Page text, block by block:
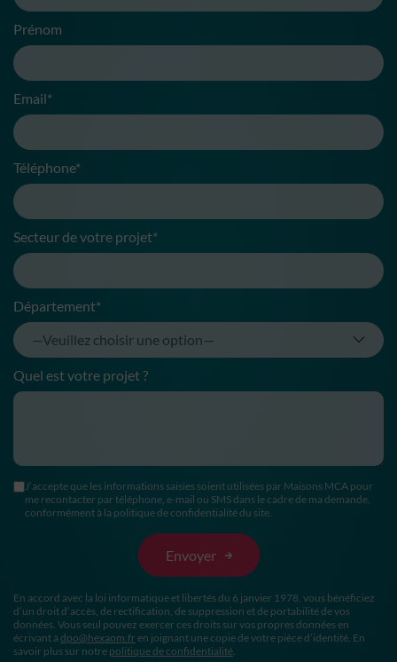
Prénom
Email*
Téléphone*
Secteur de votre projet*
Département*
Quel est votre projet ?
J’accepte que les informations saisies soient utilisées par Maisons MCA pour
me recontacter par téléphone, e-mail ou SMS dans le cadre de ma demande,
conformément à la politique de confidentialité du site.
En accord avec la loi informatique et libertés du 6 janvier 1978, vous bénéficiez
d’un droit d’accès, de rectification, de suppression et de portabilité de vos
données. Vous seul pouvez exercer ces droits sur vos propres données en
écrivant à dpo@hexaom.fr en joignant une copie de votre pièce d’identité. En
savoir plus sur notre politique de confidentialité.